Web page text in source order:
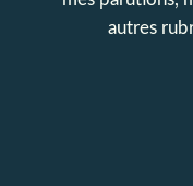
autres